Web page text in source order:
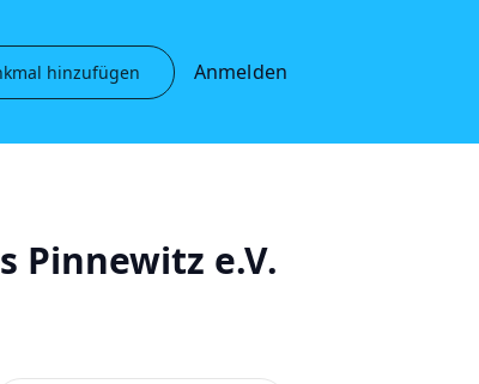
hinzufügen Anmelden
Pinnewitz e.V.